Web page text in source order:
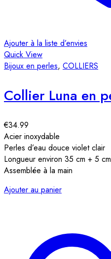
Ajouter à la liste d’envies
Quick View
Bijoux en perles, COLLIERS
€34.99
Acier inoxydable
Perles d’eau douce violet clair
Longueur environ 35 cm + 5 cm
Assemblée à la main
Ajouter au panier